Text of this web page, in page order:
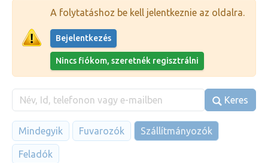
A folytatáshoz be kell jelentkeznie az oldalra.
Bejelentkezés
Nincs fiókom, szeretnék regisztrálni
Keres
Mindegyik Fuvarozók Szállítmányozók
Feladók